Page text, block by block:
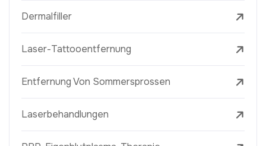
Dermalfiller
Laser-Tattooentfernung
Entfernung Von Sommersprossen
Laserbehandlungen